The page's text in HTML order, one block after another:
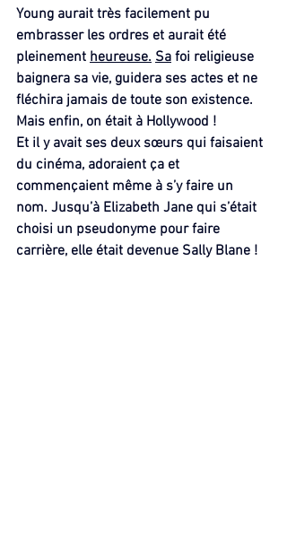
Young aurait très facilement pu
embrasser les ordres et aurait été
pleinement heureuse. Sa foi religieuse
baignera sa vie, guidera ses actes et ne
fléchira jamais de toute son existence.
Mais enfin, on était à Hollywood !
Et il y avait ses deux sœurs qui faisaient
du cinéma, adoraient ça et
commençaient même à s’y faire un
nom. Jusqu’à Elizabeth Jane qui s’était
choisi un pseudonyme pour faire
carrière, elle était devenue Sally Blane !